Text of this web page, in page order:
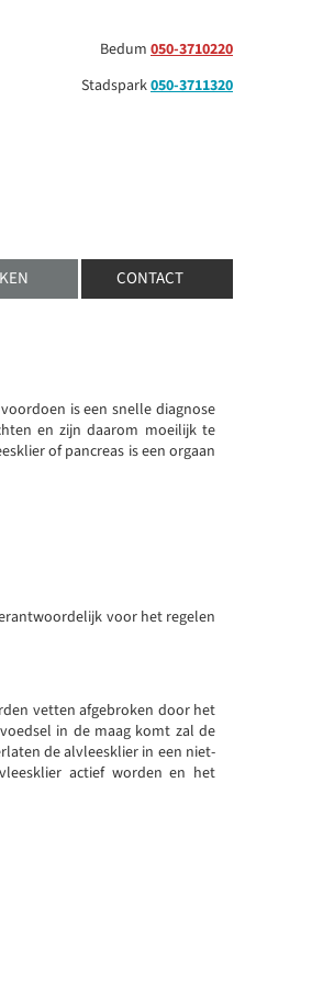
Bedum 050-3710220
Stadspark050-3711320
CONTACT
is een snelle diagnose
en zijn daarom moeilijk te
of pancreas is een orgaan
voor het regelen
vetten afgebroken door het
in de maag komt zal de
de alvleesklier in een niet-
actief worden en het